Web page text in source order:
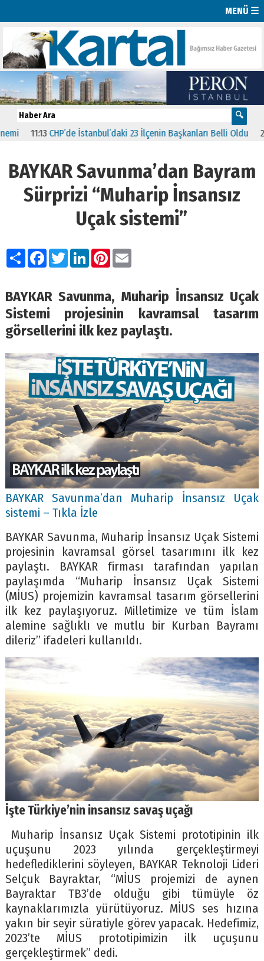
MENÜ ☰
CHP’de İstanbul’daki 23 İlçenin Başkanları Belli Oldu 23:19
BAYKAR Savunma’dan Bayram
Sürprizi “Muharip İnsansız
Uçak sistemi”
PaylaşFacebook
TwitterLinkedIn
Pinterest
Email
BAYKAR Savunma, Muharip İnsansız Uçak
Sistemi projesinin kavramsal tasarım
görsellerini ilk kez paylaştı.
BAYKAR Savunma’dan Muharip İnsansız Uçak
sistemi – Tıkla İzle
BAYKAR Savunma, Muharip İnsansız Uçak Sistemi
projesinin kavramsal görsel tasarımını ilk kez
paylaştı. BAYKAR firması tarafından yapılan
paylaşımda “Muharip İnsansız Uçak Sistemi
(MİUS) projemizin kavramsal tasarım görsellerini
ilk kez paylaşıyoruz. Milletimize ve tüm İslam
alemine sağlıklı ve mutlu bir Kurban Bayramı
dileriz” ifadeleri kullanıldı.
İşte Türkiye’nin insansız savaş uçağı
Muharip İnsansız Uçak Sistemi prototipinin ilk
uçuşunu 2023 yılında gerçekleştirmeyi
hedeflediklerini söyleyen, BAYKAR Teknoloji Lideri
Selçuk Bayraktar, “MİUS projemizi de aynen
Bayraktar TB3’de olduğu gibi tümüyle öz
kaynaklarımızla yürütüyoruz. MİUS ses hızına
yakın bir seyir süratiyle görev yapacak. Hedefimiz,
2023’te MİUS prototipimizin ilk uçuşunu
gerçekleştirmek” dedi.